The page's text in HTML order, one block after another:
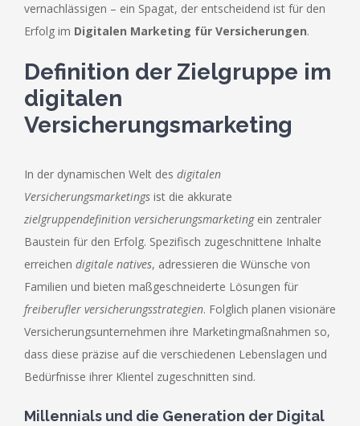
vernachlässigen – ein Spagat, der entscheidend ist für den
Erfolg im Digitalen Marketing für Versicherungen.
Definition der Zielgruppe im
digitalen
Versicherungsmarketing
In der dynamischen Welt des digitalen
Versicherungsmarketings ist die akkurate
zielgruppendefinition versicherungsmarketingein zentraler
Baustein für den Erfolg. Spezifisch zugeschnittene Inhalte
erreichen digitale natives, adressieren die Wünsche von
Familien und bieten maßgeschneiderte Lösungen für
freiberufler versicherungsstrategien. Folglich planen visionäre
Versicherungsunternehmen ihre Marketingmaßnahmen so,
dass diese präzise auf die verschiedenen Lebenslagen und
Bedürfnisse ihrer Klientel zugeschnitten sind.
Millennials und die Generation der Digital